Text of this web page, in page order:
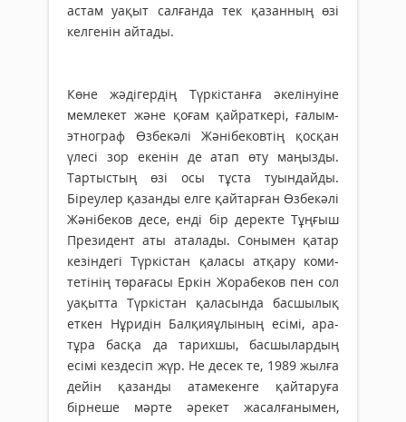
астам уақыт салғанда тек қазанның өзі
келгенін айтады.
Көне жәдігердің Түркістанға әкелінуіне
мемлекет және қоғам қайраткері, ғалым-
этнограф Өзбекәлі Жәнібековтің қосқан
үлесі зор екенін де атап өту маңызды.
Тартыстың өзі осы тұста туындайды.
Біреулер қазанды елге қайтарған Өзбекәлі
Жәні­беков десе, енді бір деректе Тұңғыш
Президент аты аталады. Сонымен қа­тар
кезіндегі Түр­кістан қа­ласы атқару коми­
тетінің төр­ағасы Еркін Жорабеков пен сол
уақытта Түркістан қаласында басшылық
еткен Нұридін Балқияұлының есімі, ара-
тұра басқа да тарихшы, басшылардың
есімі кездесіп жүр. Не десек те, 1989 жылға
дейін қазанды атамекенге қайтаруға
бірнеше мәрте әрекет жасалғанымен,